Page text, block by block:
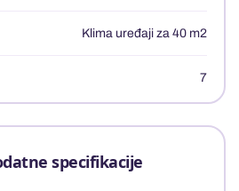
Klima uređaji za 40 m2
7
specifikacije